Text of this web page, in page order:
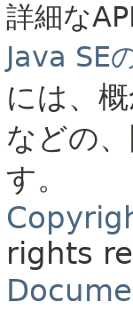
詳細な
Java SE
には、
などの
す。
rights